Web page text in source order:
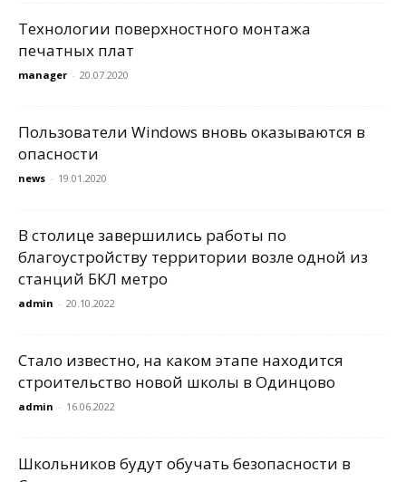
Технологии поверхностного монтажа
печатных плат
manager - 20.07.2020
Пользователи Windows вновь оказываются в
опасности
news - 19.01.2020
В столице завершились работы по
благоустройству территории возле одной из
станций БКЛ метро
admin - 20.10.2022
Стало известно, на каком этапе находится
строительство новой школы в Одинцово
admin - 16.06.2022
Школьников будут обучать безопасности в